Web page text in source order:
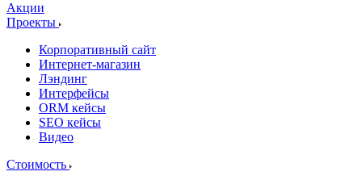
Акции
Проекты
Корпоративный сайт
Интернет-магазин
Лэндинг
Интерфейсы
ORM кейсы
SEO кейсы
Видео
Стоимость